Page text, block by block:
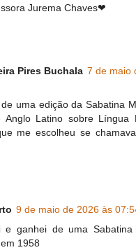
Jurema Chaves❤
Pires Buchala 7 de maio
uma edição da Sabatina
Anglo Latino sobre Língua
me escolheu se
9 de maio de 2026 às
e ganhei de uma Sabatina
1958